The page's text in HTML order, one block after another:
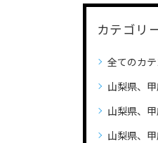
カテゴリ
全てのカ
山梨県、甲府
山梨県、甲府市、甲斐市、笛吹市、昭和町、自動車（
山梨県、甲府市、甲斐市、笛吹市、昭和